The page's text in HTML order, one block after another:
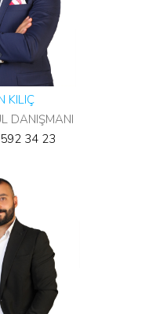
KILIÇ
DANIŞMANI
34 23